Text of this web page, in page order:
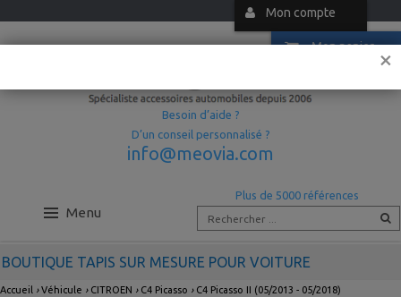
×
Mon compte
Mon panier
Besoin d’aide ?
D’un conseil personnalisé ?
info@meovia.com
Menu
Plus de 5000 références
BOUTIQUE TAPIS SUR MESURE POUR VOITURE
Accueil ›Véhicule › CITROEN › C4 Picasso › C4 Picasso II (05/2013 - 05/2018)